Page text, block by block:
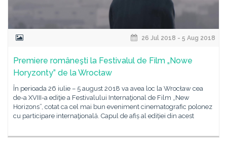
26 Jul 2018 - 5 Aug 2018
Premiere româneşti la Festivalul de Film „Nowe
Horyzonty” de la Wrocław
În perioada 26 iulie – 5 august 2018 va avea loc la Wrocław cea
de-a XVIII-a ediţie a Festivalului Internaţional de Film „New
Horizons”, cotat ca cel mai bun eveniment cinematografic polonez
cu participare internaţională. Capul de afiș al ediției din acest